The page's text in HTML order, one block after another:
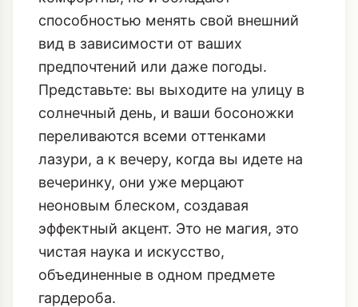
способностью менять свой внешний
вид в зависимости от ваших
предпочтений или даже погоды.
Представьте: вы выходите на улицу в
солнечный день, и ваши босоножки
переливаются всеми оттенками
лазури, а к вечеру, когда вы идете на
вечеринку, они уже мерцают
неоновым блеском, создавая
эффектный акцент. Это не магия, это
чистая наука и искусство,
объединенные в одном предмете
гардероба.